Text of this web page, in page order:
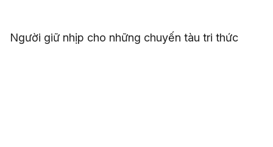
Người giữ nhịp cho những chuyến tàu tri thức